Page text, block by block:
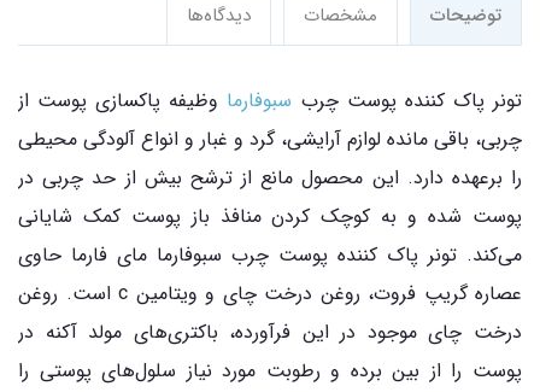
توضیحات مشخصات دیدگاه‌ها
تونر پاک کننده پوست چرب سبوفارما وظیفه پاکسازی پوست از
چربی، باقی مانده لوازم آرایشی، گرد و غبار و انواع آلودگی محیطی
را برعهده دارد. این محصول مانع از ترشح بیش از حد چربی در
پوست شده و به کوچک کردن منافذ باز پوست کمک شایانی
می‌کند. تونر پاک کننده پوست چرب سبوفارما مای فارما حاوی
عصاره گریپ فروت، روغن درخت چای و ویتامین c است. روغن
درخت چای موجود در این فرآورده، باکتری‌های مولد آکنه در
پوست را از بین برده و رطوبت مورد نیاز سلول‌های پوستی را